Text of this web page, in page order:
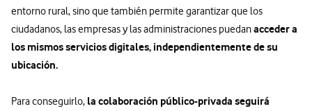
entorno rural, sino que también permite garantizar que los
ciudadanos, las empresas y las administraciones puedanacceder a
los mismos servicios digitales, independientemente de su
ubicación.
Para conseguirlo, la colaboración público-privada seguirá